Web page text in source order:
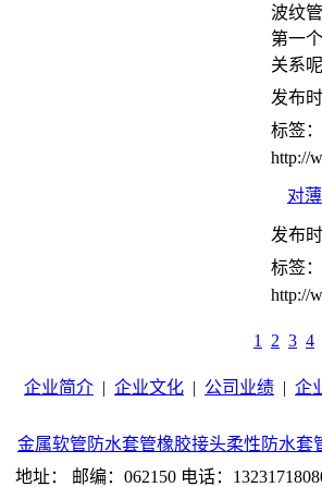
波纹
第一
关系呢
发布
标签：
http://
对
发布
标签：
http://
1 2 3 4
企业简介 | 企业文化 | 公司业绩 | 企
金属软管 防水套管橡胶接头柔性防水套
地址： 邮编：062150 电话：